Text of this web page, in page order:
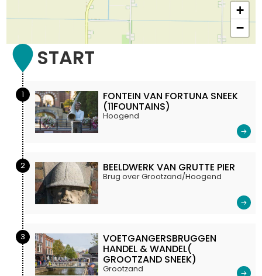
+
−
START
1 FONTEIN VAN FORTUNA SNEEK
(11FOUNTAINS)
Hoogend
2 BEELDWERK VAN GRUTTE PIER
Brug over Grootzand/Hoogend
3 VOETGANGERSBRUGGEN
HANDEL & WANDEL(
GROOTZAND SNEEK)
Grootzand